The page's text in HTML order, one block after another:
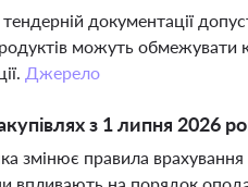
документації
можуть обмежувати
Джерело
з 1 липня 2026
змінює правила